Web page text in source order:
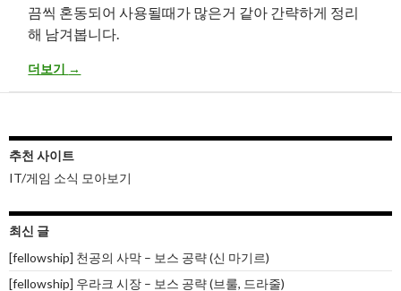
끔씩 혼동되어 사용될때가 많은거 같아 간략하게 정리
해 남겨봅니다.
비평(批評), 비판(批判), 비난(非難), 비방(誹謗)의 차이
더보기 →
추천 사이트
IT/게임 소식 모아보기
최신 글
[fellowship] 천공의 사막 – 보스 공략 (신 마기르)
[fellowship] 우라크 시장 – 보스 공략 (브룰, 드라줄)